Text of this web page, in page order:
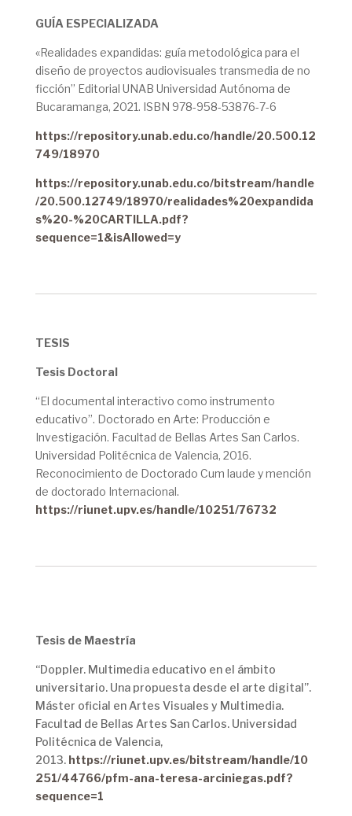
GUÍA ESPECIALIZADA
«Realidades expandidas: guía metodológica para el
diseño de proyectos audiovisuales transmedia de no
ficción” Editorial UNAB Universidad Autónoma de
Bucaramanga, 2021. ISBN 978-958-53876-7-6
https://repository.unab.edu.co/handle/20.500.12
749/18970
https://repository.unab.edu.co/bitstream/handle
/20.500.12749/18970/realidades%20expandida
s%20-%20CARTILLA.pdf?
sequence=1&isAllowed=y
TESIS
Tesis Doctoral
“El documental interactivo como instrumento
educativo”. Doctorado en Arte: Producción e
Investigación. Facultad de Bellas Artes San Carlos.
Universidad Politécnica de Valencia, 2016.
Reconocimiento de Doctorado Cum laude y mención
de doctorado Internacional.
https://riunet.upv.es/handle/10251/76732
Tesis de Maestría
“Doppler. Multimedia educativo en el ámbito
universitario. Una propuesta desde el arte digital”.
Máster oficial en Artes Visuales y Multimedia.
Facultad de Bellas Artes San Carlos. Universidad
Politécnica de Valencia,
2013. https://riunet.upv.es/bitstream/handle/10
251/44766/pfm-ana-teresa-arciniegas.pdf?
sequence=1